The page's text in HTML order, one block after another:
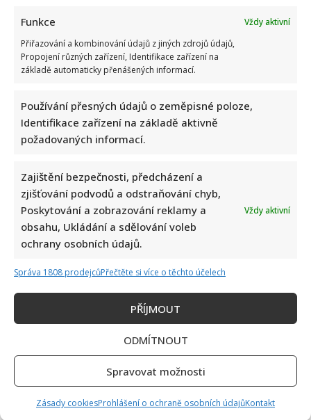
Funkce
Vždy aktivní
Přiřazování a kombinování údajů z jiných zdrojů údajů,
Propojení různých zařízení, Identifikace zařízení na
základě automaticky přenášených informací.
Používání přesných údajů o zeměpisné poloze,
Identifikace zařízení na základě aktivně
požadovaných informací.
Zajištění bezpečnosti, předcházení a
zjišťování podvodů a odstraňování chyb,
Poskytování a zobrazování reklamy a
obsahu, Ukládání a sdělování voleb
ochrany osobních údajů.
Vždy aktivní
Správa 1808 prodejcůPřečtěte si více o těchto účelech
PŘÍJMOUT
ODMÍTNOUT
Spravovat možnosti
Zásady cookiesProhlášení o ochraně osobních údajůKontakt